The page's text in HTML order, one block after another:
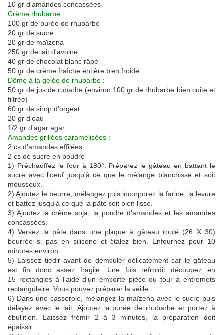
10 gr d'amandes concassées
Crème rhubarbe :
100 gr de purée de rhubarbe
20 gr de sucre
20 gr de maïzena
250 gr de lait d'avoine
40 gr de chocolat blanc râpé
50 gr de crème fraîche entière bien froide
Dôme à la gelée de rhubarbe :
50 gr de jus de rubarbe (environ 100 gr de rhubarbe bien cuite et
filtrée)
60 gr de sirop d'orgeat
20 gr d'eau
1/2 gr d'agar agar
Amandes grillées caramélisées :
2 cs d'amandes effilées
2 cs de sucre en poudre
1) Préchauffez le four à 180°. Préparez le gâteau en battant le
sucre avec l'oeuf jusqu'à ce que le mélange blanchisse et soit
mousseux.
2) Ajoutez le beurre, mélangez puis incorporez la farine, la levure
et battez jusqu'à ce que la pâte soit bien lisse.
3) Ajoutez la crème soja, la poudre d'amandes et les amandes
concassées.
4) Versez la pâte dans une plaque à gâteau roulé (26 X 30)
beurrée si pas en silicone et étalez bien. Enfournez pour 10
minutes environ.
5) Laissez tiédir avant de démouler délicatement car le gâteau
est fin donc assez fragile. Une fois refroidit découpez en
15 rectangles à l'aide d'un emporte pièce ou tour à entremets
rectangulaire. Vous pouvez préparer la veille.
6) Dans une casserole, mélangez la maïzena avec le sucre puis
délayez avec le lait. Ajoutez la purée de rhubarbe et portez à
ébullition. Laissez frémir 2 à 3 minutes, la préparation doit
épaissir.